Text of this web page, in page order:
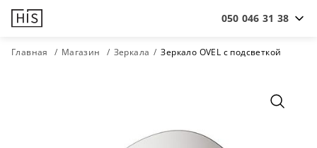
050 046 31 38
Главная Магазин Зеркала Зеркало OVEL с подсветкой